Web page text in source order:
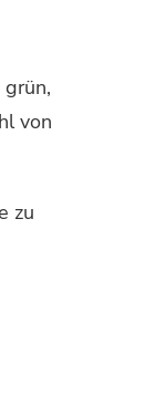
von
zu